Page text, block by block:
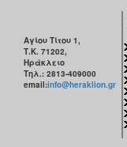
Αγίου Τίτου 1,
Τ.Κ. 71202,
Ηράκλειο
Τηλ.: 2813-409000
email:info@heraklion.gr